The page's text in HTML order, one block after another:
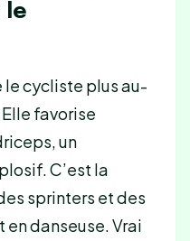
le
cycliste plus au-
favorise
un
C’est la
sprinters et des
danseuse. Vrai